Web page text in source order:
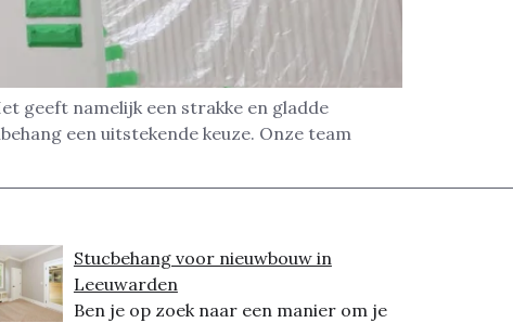
geeft namelijk een strakke en gladde
een uitstekende keuze. Onze team
Stucbehang voor nieuwbouw in
Leeuwarden
Ben je op zoek naar een manier om je